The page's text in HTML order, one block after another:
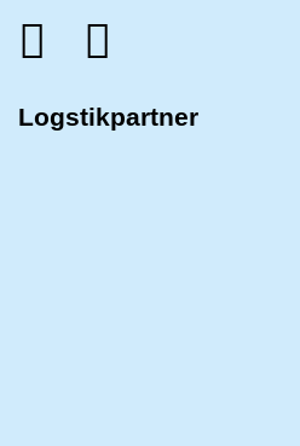
Logstikpartner